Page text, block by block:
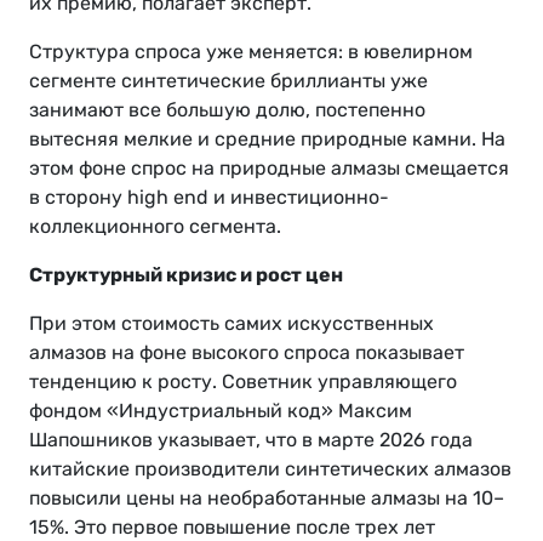
Структура спроса уже меняется: в ювелирном
сегменте синтетические бриллианты уже
занимают все большую долю, постепенно
вытесняя мелкие и средние природные камни. На
этом фоне спрос на природные алмазы смещается
в сторону high end и инвестиционно-
коллекционного сегмента.
Структурный кризис и рост цен
При этом стоимость самих искусственных
алмазов на фоне высокого спроса показывает
тенденцию к росту. Советник управляющего
фондом «Индустриальный код» Максим
Шапошников указывает, что в марте 2026 года
китайские производители синтетических алмазов
повысили цены на необработанные алмазы на 10–
15%. Это первое повышение после трех лет